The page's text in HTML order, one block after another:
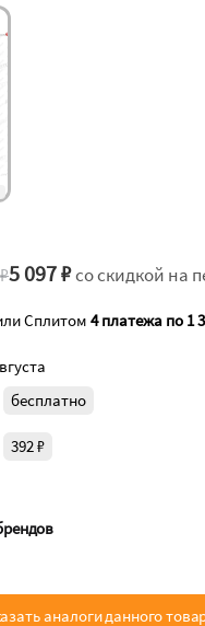
5 097 ₽со скидкой на
Сплитом4 платежа по 1
бесплатно
392 ₽
аналоги данного